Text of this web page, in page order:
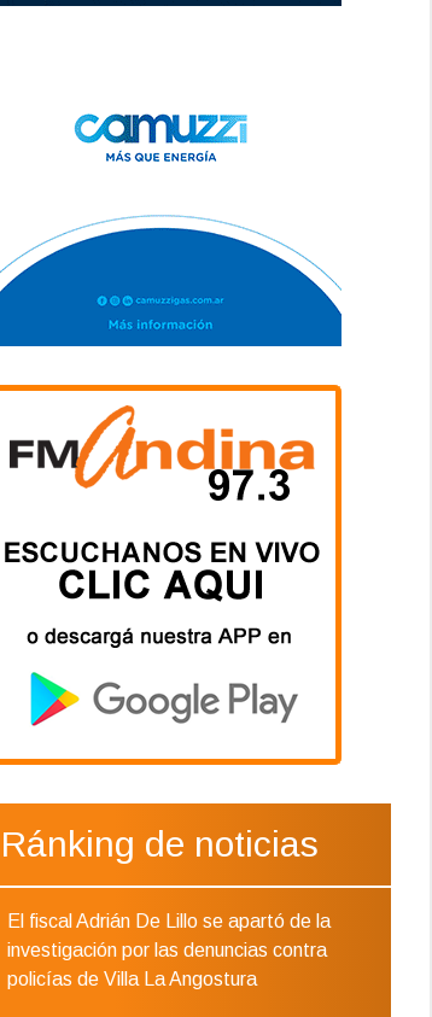
Ránking de noticias
El fiscal Adrián De Lillo se apartó de la
investigación por las denuncias contra
policías de Villa La Angostura